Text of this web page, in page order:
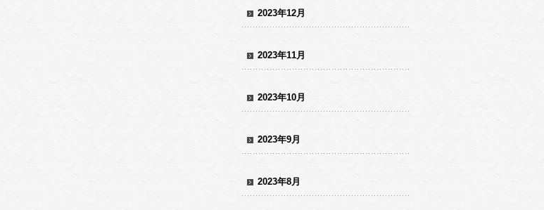
2023年12月
2023年11月
2023年10月
2023年9月
2023年8月